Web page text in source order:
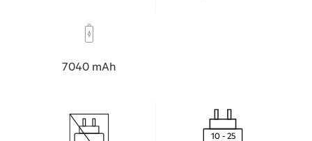
7040 mAh
10 - 25